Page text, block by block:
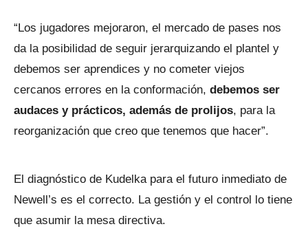
“Los jugadores mejoraron, el mercado de pases nos
da la posibilidad de seguir jerarquizando el plantel y
debemos ser aprendices y no cometer viejos
cercanos errores en la conformación, debemos ser
audaces y prácticos, además de prolijos, para la
reorganización que creo que tenemos que hacer”.
El diagnóstico de Kudelka para el futuro inmediato de
Newell’s es el correcto. La gestión y el control lo tiene
que asumir la mesa directiva.